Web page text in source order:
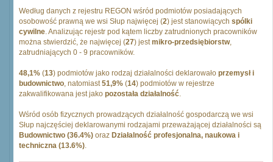
Według danych z rejestru REGON wśród podmiotów posiadających
osobowość prawną we wsi Słup najwięcej (2) jest stanowiących spólki
cywilne. Analizując rejestr pod kątem liczby zatrudnionych pracowników
można stwierdzić, że najwięcej (27) jestmikro-przedsiębiorstw,
zatrudniających 0 - 9 pracowników.
48,1% (13) podmiotów jako rodzaj działalności deklarowało przemysł i
budownictwo, natomiast51,9% (14) podmiotów w rejestrze
zakwalifikowana jest jako pozostała działalność.
Wśród osób fizycznych prowadzących działalność gospodarczą we wsi
Słup najczęściej deklarowanymi rodzajami przeważającej działalności są
Budownictwo (36.4%) oraz Działalność profesjonalna, naukowa i
techniczna (13.6%).